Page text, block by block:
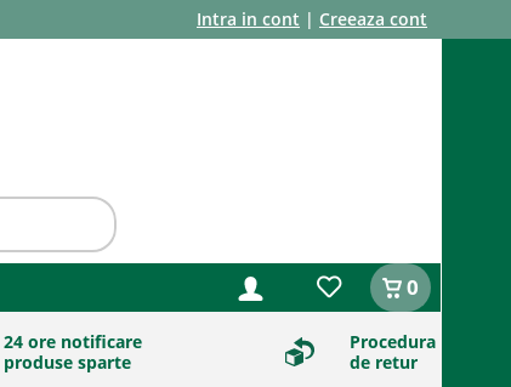
Intra in cont | Creeaza cont
0
24 ore notificare
produse sparte
Procedura
de retur